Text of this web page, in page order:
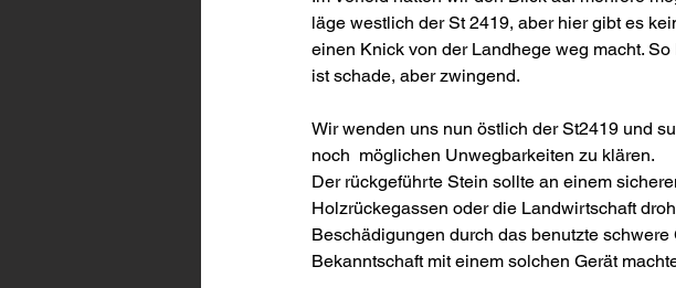
läge westlich der St 2419, aber hier gibt es
einen Knick von der Landhege weg macht.
ist schade, aber zwingend.
Wir wenden uns nun östlich der St2419 und
noch  möglichen Unwegbarkeiten zu klären.
Der rückgeführte Stein sollte an einem
Holzrückegassen oder die Landwirtschaft
Beschädigungen durch das benutzte
Bekanntschaft mit einem solchen Gerät